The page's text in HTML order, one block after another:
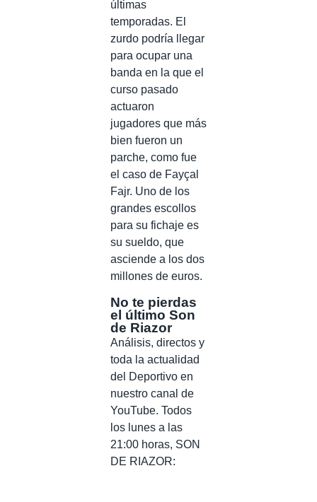
últimas
temporadas. El
zurdo podría llegar
para ocupar una
banda en la que el
curso pasado
actuaron
jugadores que más
bien fueron un
parche, como fue
el caso de Fayçal
Fajr. Uno de los
grandes escollos
para su fichaje es
su sueldo, que
asciende a los dos
millones de euros.
No te pierdas
el último Son
de Riazor
Análisis, directos y
toda la actualidad
del Deportivo en
nuestro canal de
YouTube. Todos
los lunes a las
21:00 horas, SON
DE RIAZOR: